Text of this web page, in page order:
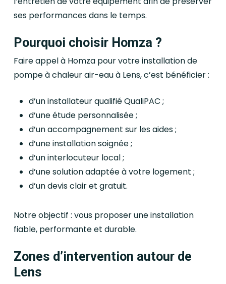
ses performances dans le temps.
Pourquoi choisir Homza ?
Faire appel à Homza pour votre installation de
pompe à chaleur air-eau à Lens, c’est bénéficier :
d’un installateur qualifié QualiPAC ;
d’une étude personnalisée ;
d’un accompagnement sur les aides ;
d’une installation soignée ;
d’un interlocuteur local ;
d’une solution adaptée à votre logement ;
d’un devis clair et gratuit.
Notre objectif : vous proposer une installation
fiable, performante et durable.
Zones d’intervention autour de
Lens